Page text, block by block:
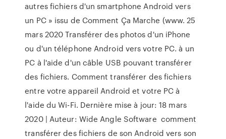
autres fichiers d'un smartphone Android vers
un PC » issu de Comment Ça Marche (www. 25
mars 2020 Transférer des photos d'un iPhone
ou d'un téléphone Android vers votre PC. à un
PC à l'aide d'un câble USB pouvant transférer
des fichiers. Comment transférer des fichiers
entre votre appareil Android et votre PC à
l'aide du Wi-Fi. Dernière mise à jour: 18 mars
2020 | Auteur: Wide Angle Software comment
transférer des fichiers de son Android vers son